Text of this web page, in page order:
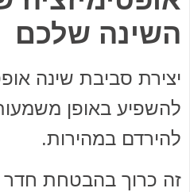
השינה שלכם
יצירת סביבת שינה
להשפיע באופן
להירדם במהירות.
זה כרוך בהבטחת